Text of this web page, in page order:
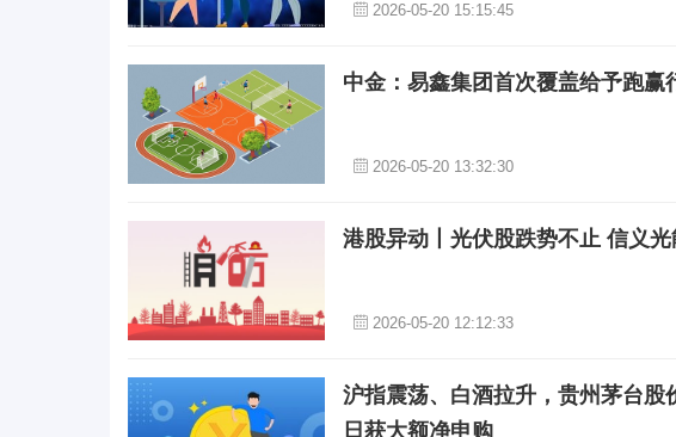
2026-05-20 15:15:45
中金：易鑫集团首次覆盖给予跑赢
2026-05-20 13:32:30
港股异动丨光伏股跌势不止 信义
2026-05-20 12:12:33
沪指震荡、白酒拉升，贵州茅台
日获大额净申购